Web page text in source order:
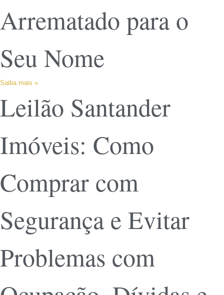
Arrematado para o
Seu Nome
Saiba mais »
Leilão Santander
Imóveis: Como
Comprar com
Segurança e Evitar
Problemas com